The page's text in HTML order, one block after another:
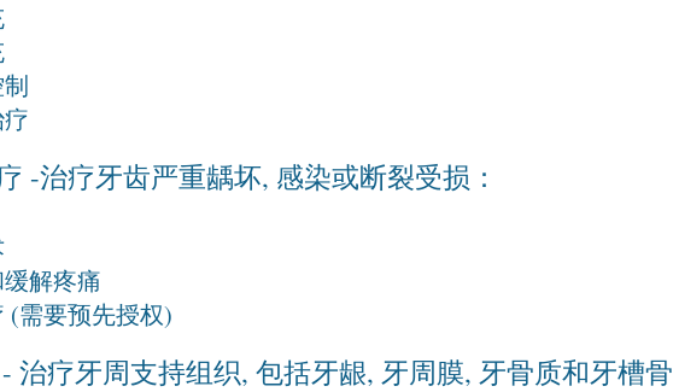
-治疗牙齿严重龋坏, 感染或断裂受损：
解疼痛
(需要预先授权)
治疗牙周支持组织, 包括牙龈, 牙周膜, 牙骨质和牙槽骨